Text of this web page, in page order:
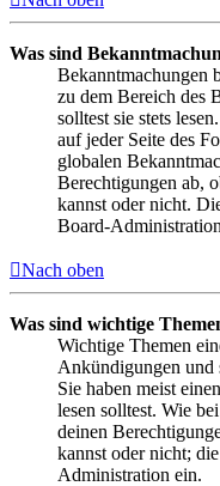
Was sind
Bekanntmachungen
zu dem Bereich des
solltest sie stets
auf jeder Seite des
globalen
Berechtigungen ab,
kannst oder nicht.
Board-
Nach oben
Was sind wichtige
Wichtige Themen
Ankündigungen und
Sie haben meist
lesen solltest. Wie
deinen
kannst oder nicht;
Administration ein.